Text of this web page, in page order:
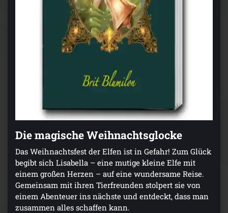
Die magische Weihnachtsglocke
Das Weihnachtsfest der Elfen ist in Gefahr! Zum Glück
begibt sich Lisabella – eine mutige kleine Elfe mit
einem großen Herzen – auf eine wundersame Reise.
Gemeinsam mit ihren Tierfreunden stolpert sie von
einem Abenteuer ins nächste und entdeckt, dass man
zusammen alles schaffen kann.